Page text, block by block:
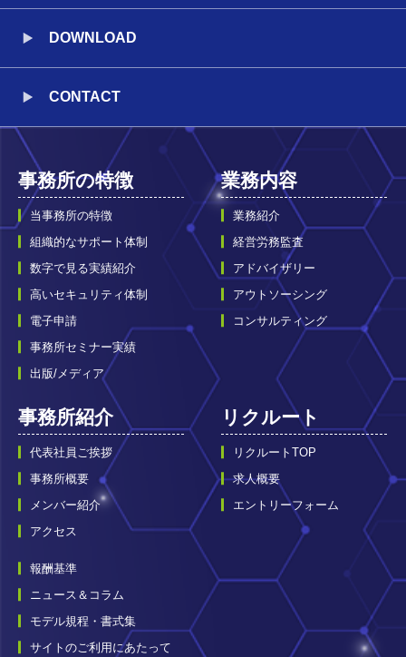
DOWNLOAD
CONTACT
事務所の特徴
当事務所の特徴
組織的なサポート体制
数字で見る実績紹介
高いセキュリティ体制
電子申請
事務所セミナー実績
出版/メディア
業務内容
業務紹介
経営労務監査
アドバイザリー
アウトソーシング
コンサルティング
事務所紹介
代表社員ご挨拶
事務所概要
メンバー紹介
アクセス
リクルート
リクルートTOP
求人概要
エントリーフォーム
報酬基準
ニュース＆コラム
モデル規程・書式集
サイトのご利用にあたって